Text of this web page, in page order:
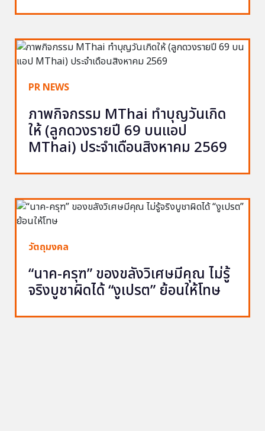
PR NEWS
ภาพกิจกรรม MThai ทำบุญวันเกิด
ให้ (ลูกดวงรายปี 69 บนแอป
MThai) ประจำเดือนสิงหาคม 2569
วัตถุมงคล
“นาค-ครุฑ” ของขลังวิเศษมีคุณ ไม่รู้
จริงบูชาผิดได้ “งูเปรต” ย้อนให้โทษ